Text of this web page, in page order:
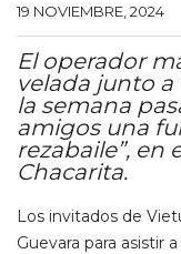
19 NOVIEMBRE, 2024
El operador
velada junto
la semana
amigos una
rezabaile”, en
Chacarita.
Los invitados de
Guevara para asistir